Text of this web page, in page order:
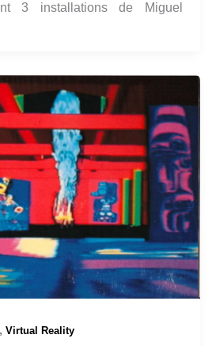
3 installations de Miguel
Virtual Reality